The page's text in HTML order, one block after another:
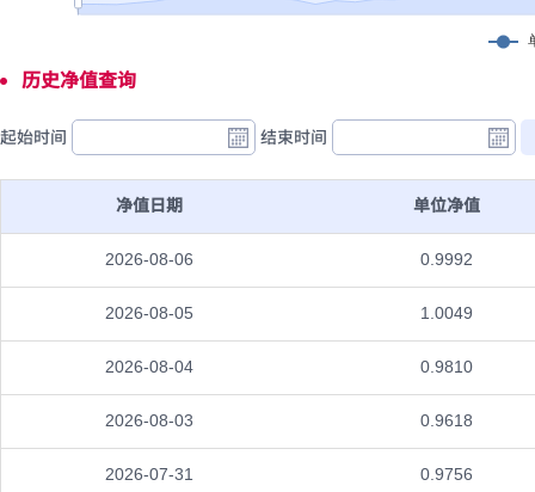
历史净值查询
起始时间 结束时间
净值日期 单位净值
2026-08-06 0.9992
2026-08-05 1.0049
2026-08-04 0.9810
2026-08-03 0.9618
2026-07-31 0.9756